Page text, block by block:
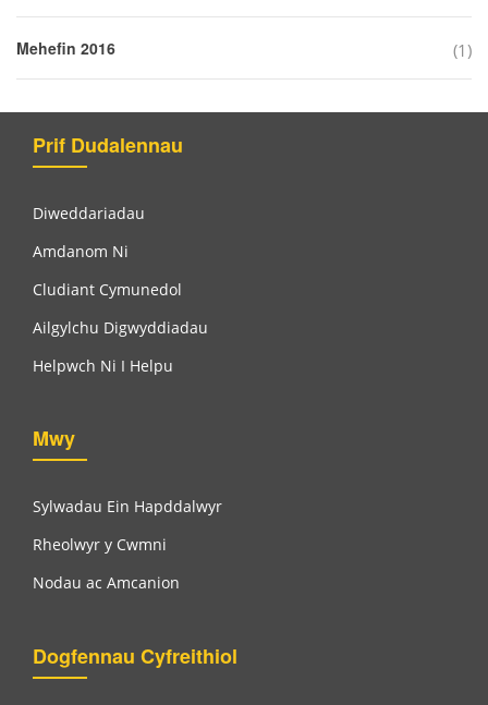
Mehefin 2016 (1)
Prif Dudalennau
Diweddariadau
Amdanom Ni
Cludiant Cymunedol
Ailgylchu Digwyddiadau
Helpwch Ni I Helpu
Mwy
Sylwadau Ein Hapddalwyr
Rheolwyr y Cwmni
Nodau ac Amcanion
Dogfennau Cyfreithiol